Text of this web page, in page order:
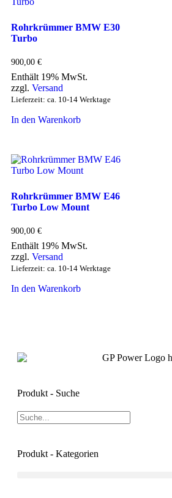
Produkt - Suche
Produkt - Kategorien
Rohrkrümmer BMW E30
Turbo
900,00 €
Enthält 19% MwSt.
zzgl. Versand
Lieferzeit: ca. 10-14 Werktage
In den Warenkorb
Rohrkrümmer BMW E46
Turbo Low Mount
900,00 €
Enthält 19% MwSt.
zzgl. Versand
Lieferzeit: ca. 10-14 Werktage
In den Warenkorb